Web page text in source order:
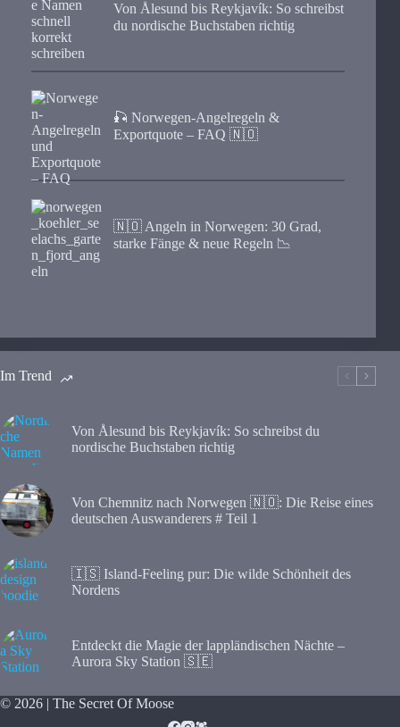
Von Ålesund bis Reykjavík: So schreibst
du nordische Buchstaben richtig
🎣 Norwegen-Angelregeln &
Exportquote – FAQ 🇳🇴
🇳🇴 Angeln in Norwegen: 30 Grad,
starke Fänge & neue Regeln 📉
Im Trend
Von Ålesund bis Reykjavík: So schreibst du
nordische Buchstaben richtig
Von Chemnitz nach Norwegen 🇳🇴: Die Reise eines
deutschen Auswanderers # Teil 1
🇮🇸 Island-Feeling pur: Die wilde Schönheit des
Nordens
Entdeckt die Magie der lappländischen Nächte –
Aurora Sky Station 🇸🇪
© 2026 | The Secret Of Moose